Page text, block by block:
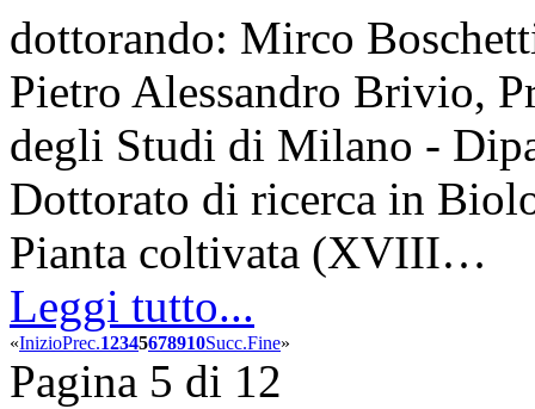
dottorando: Mirco
Pietro Alessandro Brivio,
degli Studi di Milano -
Dottorato di ricerca in
Pianta coltivata (XVIII…
Leggi tutto...
«InizioPrec.12345678910Succ.Fine»
Pagina 5 di 12